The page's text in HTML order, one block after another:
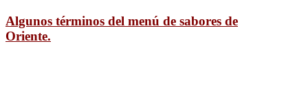
Algunos términos del menú de sabores de
Oriente.